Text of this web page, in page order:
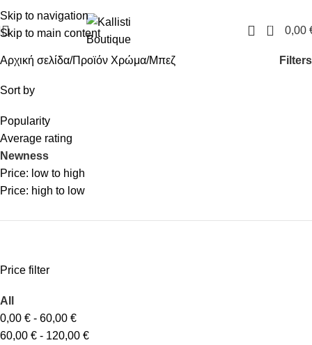
Skip to navigation
Skip to main content
0 0,00
Αρχική σελίδα Προϊόν Χρώμα Μπεζ Filters
Sort by
Popularity
Average rating
Newness
Price: low to high
Price: high to low
Price filter
All
0,00 € - 60,00 €
60,00 € - 120,00 €